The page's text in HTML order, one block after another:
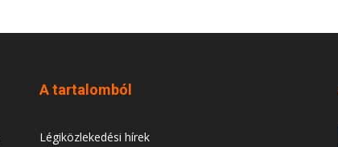
A tartalomból
Légiközlekedési hírek